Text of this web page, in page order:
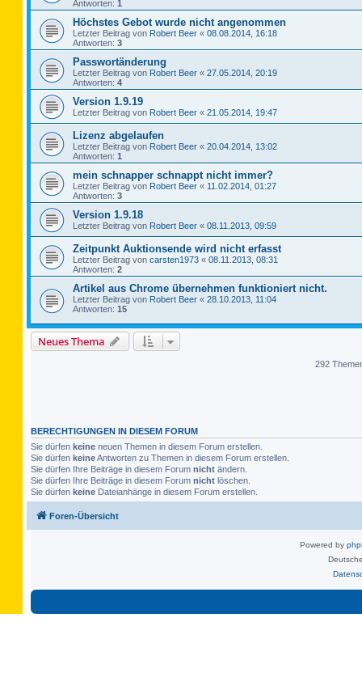
Antworten: 1
Höchstes Gebot wurde nicht angenommen
Letzter Beitrag von Robert Beer « 08.08.2014, 16:18
Antworten: 3
Passwortänderung
Letzter Beitrag von Robert Beer « 27.05.2014, 20:19
Antworten: 4
Version 1.9.19
Letzter Beitrag von Robert Beer « 21.05.2014, 19:47
Lizenz abgelaufen
Letzter Beitrag von Robert Beer « 20.04.2014, 13:02
Antworten: 1
mein schnapper schnappt nicht immer?
Letzter Beitrag von Robert Beer « 11.02.2014, 01:27
Antworten: 3
Version 1.9.18
Letzter Beitrag von Robert Beer « 08.11.2013, 09:59
Zeitpunkt Auktionsende wird nicht erfasst
Letzter Beitrag von carsten1973 « 08.11.2013, 08:31
Antworten: 2
Artikel aus Chrome übernehmen funktioniert nicht.
Letzter Beitrag von Robert Beer « 28.10.2013, 11:04
Antworten: 15
Neues Thema
292
BERECHTIGUNGEN IN DIESEM FORUM
Sie dürfen keine neuen Themen in diesem Forum erstellen.
Sie dürfen keineAntworten zu Themen in diesem Forum erstellen.
Sie dürfen Ihre Beiträge in diesem Forum nicht ändern.
Sie dürfen Ihre Beiträge in diesem Forum nicht löschen.
Sie dürfen keine Dateianhänge in diesem Forum erstellen.
Foren-Übersicht
Powered by